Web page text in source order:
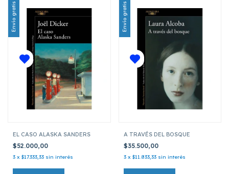
Envío gratis
EL CASO ALASKA SANDERS
$52.000,00
3 x $17.333,33 sin interés
Envío gratis
A TRAVÉS DEL BOSQUE
$35.500,00
3 x $11.833,33 sin interés